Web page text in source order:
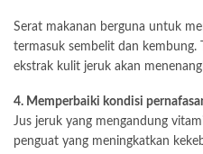
Serat makanan berguna untuk
termasuk sembelit dan kembung.
ekstrak kulit jeruk akan
4. Memperbaiki kondisi
Jus jeruk yang mengandung
penguat yang meningkatkan